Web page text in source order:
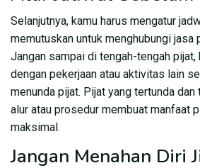
Selanjutnya, kamu harus mengatur
memutuskan untuk menghubungi jasa
Jangan sampai di tengah-tengah pijat,
dengan pekerjaan atau aktivitas lain
menunda pijat. Pijat yang tertunda
alur atau prosedur membuat manfaat
maksimal.
Jangan Menahan Diri